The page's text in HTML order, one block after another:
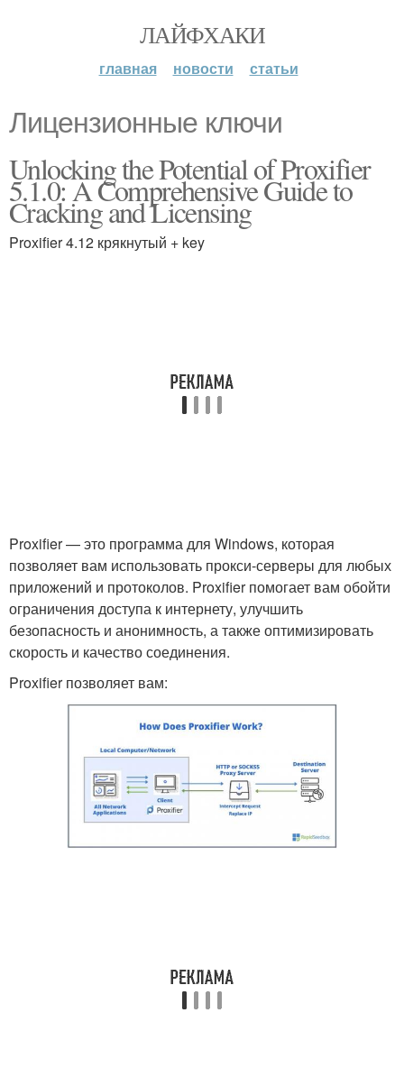
ЛАЙФХАКИ
главная новости статьи
Лицензионные ключи
Unlocking the Potential of Proxifier
5.1.0: A Comprehensive Guide to
Cracking and Licensing
Proxifier 4.12 крякнутый + key
Proxifier — это программа для Windows, которая
позволяет вам использовать прокси-серверы для любых
приложений и протоколов. Proxifier помогает вам обойти
ограничения доступа к интернету, улучшить
безопасность и анонимность, а также оптимизировать
скорость и качество соединения.
Proxifier позволяет вам: